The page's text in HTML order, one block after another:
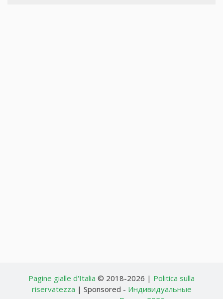
Pagine gialle d'Italia © 2018-2026 | Politica sulla
riservatezza | Sponsored - Индивидуальные